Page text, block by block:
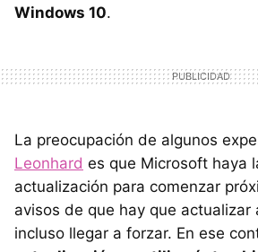
Windows 10.
La preocupación de algunos
Leonhard es que Microsoft haya
actualización para comenzar
avisos de que hay que actualizar
incluso llegar a forzar. En ese